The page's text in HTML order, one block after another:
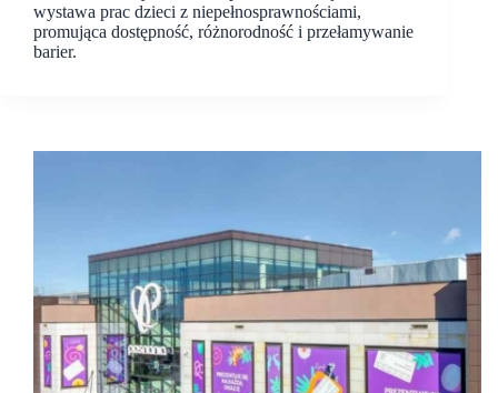
wystawa prac dzieci z niepełnosprawnościami,
promująca dostępność, różnorodność i przełamywanie
barier.